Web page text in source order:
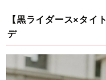
【黒ライダース×タイ
デ